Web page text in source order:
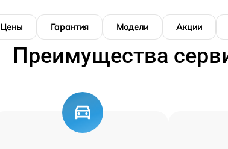
Цены Гарантия Модели Акции
Преимущества